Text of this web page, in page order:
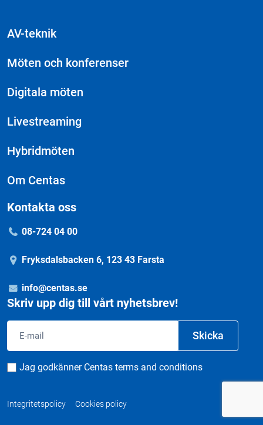
AV-teknik
Möten och konferenser
Digitala möten
Livestreaming
Hybridmöten
Om Centas
Kontakta oss
08-724 04 00
Fryksdalsbacken 6, 123 43 Farsta
info@centas.se
Skriv upp dig till vårt nyhetsbrev!
Skicka
Consent
Jag godkänner Centas terms and conditions
Integritetspolicy Cookies policy